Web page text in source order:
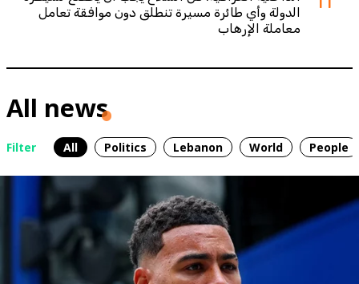
الدولة وأي طائرة مسيرة تنطلق دون موافقة تعامل
معاملة الإرهاب
All news
Filter All Politics Lebanon World People